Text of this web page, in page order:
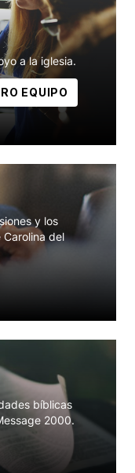
a la iglesia.
EQUIPO
y los
Carolina del
bíblicas
2000.